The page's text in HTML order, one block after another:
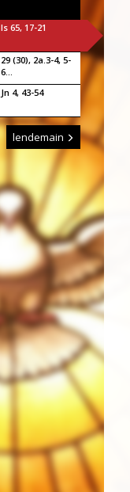
Is 65, 17-21
29 (30), 2a.3-4, 5-
6...
Jn 4, 43-54
lendemain